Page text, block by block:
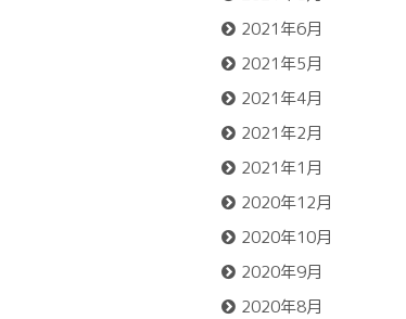
2021年6月
2021年5月
2021年4月
2021年2月
2021年1月
2020年12月
2020年10月
2020年9月
2020年8月